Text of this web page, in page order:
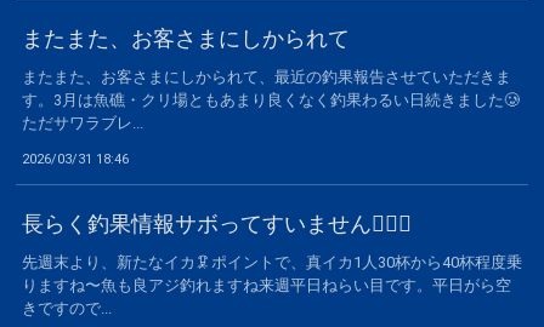
またまた、お客さまにしかられて
またまた、お客さまにしかられて、最近の釣果報告させていただきま
す。3月は魚礁・クリ場ともあまり良くなく釣果わるい日続きました🥲
ただサワラブレ...
2026/03/31 18:46
長らく釣果情報サボってすいません🙇🏻‍♂️
先週末より、新たなイカ🦑ポイントで、真イカ1人30杯から40杯程度乗
りますね〜魚も良アジ釣れますね来週平日ねらい目です。平日がら空
きですので...